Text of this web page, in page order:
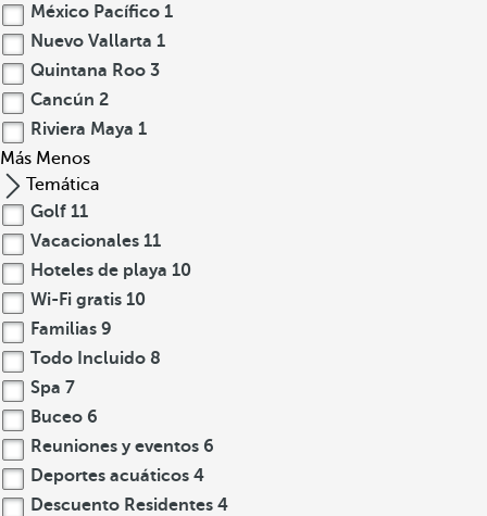
México Pacífico 1
Nuevo Vallarta 1
Quintana Roo 3
Cancún 2
Riviera Maya 1
Más Menos
Temática
Golf 11
Vacacionales 11
Hoteles de playa 10
Wi-Fi gratis 10
Familias 9
Todo Incluido 8
Spa 7
Buceo 6
Reuniones y eventos 6
Deportes acuáticos 4
Descuento Residentes 4